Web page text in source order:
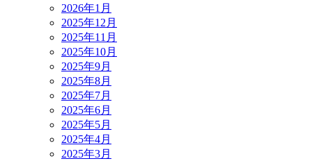
2026年1月
2025年12月
2025年11月
2025年10月
2025年9月
2025年8月
2025年7月
2025年6月
2025年5月
2025年4月
2025年3月